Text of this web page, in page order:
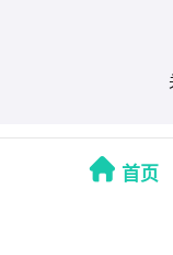
首页